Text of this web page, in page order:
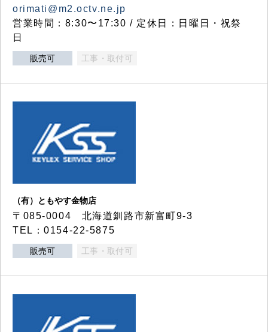
orimati@m2.octv.ne.jp
営業時間：8:30〜17:30 / 定休日：日曜日・祝祭
日
販売可 工事・取付可
（有）ともやす金物店
〒085-0004 北海道釧路市新富町9-3
TEL：0154-22-5875
販売可 工事・取付可